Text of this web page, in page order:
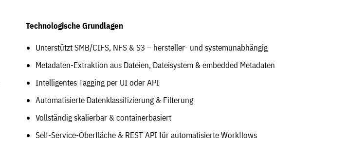
Technologische Grundlagen
Unterstützt SMB/CIFS, NFS & S3 – hersteller- und systemunabhängig
Metadaten-Extraktion aus Dateien, Dateisystem & embedded Metadaten
Intelligentes Tagging per UI oder API
Automatisierte Datenklassifizierung & Filterung
Vollständig skalierbar & containerbasiert
Self-Service-Oberfläche & REST API für automatisierte Workflows